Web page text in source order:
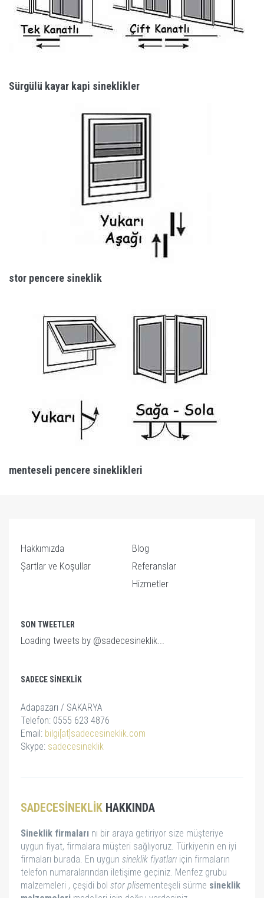
Sürgülü kayar kapi sineklikler
stor pencere sineklik
menteseli pencere sineklikleri
Hakkımızda
Şartlar ve Koşullar
Blog
Referanslar
Hizmetler
SON TWEETLER
Loading tweets by @sadecesineklik...
SADECE SINEKLIK
Adapazarı / SAKARYA
Telefon: 0555 623 4876
Email: bilgi[at]sadecesineklik.com
Skype: sadecesineklik
SADECESINEKLIK HAKKINDA
Sineklik firmaları nı bir araya getiriyor size müşteriye
uygun fiyat, firmalara müşteri sağlıyoruz. Türkiyenin en iyi
firmaları burada. En uygun sineklik fiyatları için firmaların
telefon numaralarından iletişime geçiniz. Menfez grubu
malzemeleri , çeşidi bol stor plisementeşeli sürme sineklik